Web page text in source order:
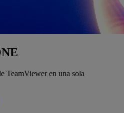
TeamViewer en una sola